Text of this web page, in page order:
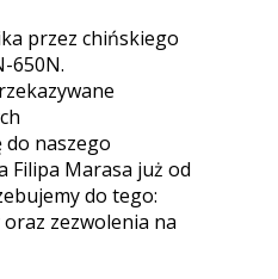
przez chińskiego
650N.
do naszego
Filipa Marasa już od
do tego:
zezwolenia na